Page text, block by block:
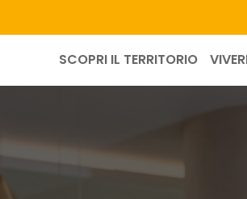
SCOPRI IL TERRITORIO